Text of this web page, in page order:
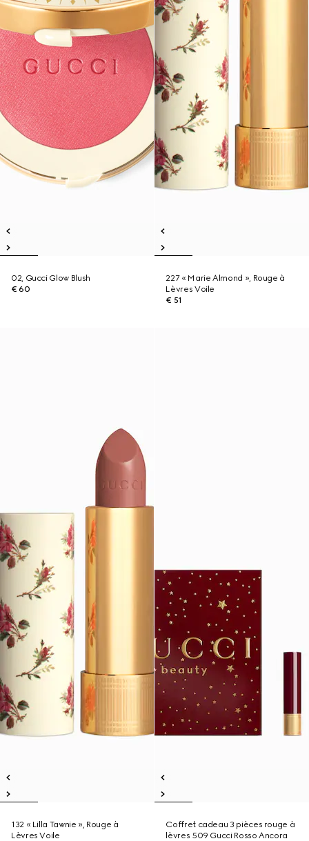
02, Gucci Glow Blush
€ 60
227 « Marie Almond », Rouge à
Lèvres Voile
€ 51
132 « Lilla Tawnie », Rouge à
Lèvres Voile
Coffret cadeau 3 pièces rouge à
lèvres 509 Gucci Rosso Ancora